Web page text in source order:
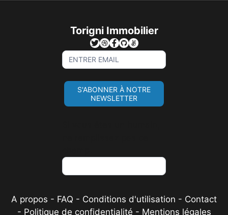
Torigni Immobilier
Sign
Up
For
Newsletter
S'ABONNER À NOTRE
NEWSLETTER
A propos - FAQ - Conditions d'utilisation - Contact
- Politique de confidentialité - Mentions légales